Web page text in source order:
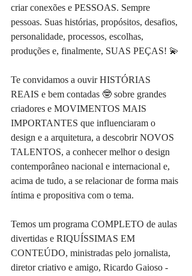
criar conexões e PESSOAS. Sempre
pessoas. Suas histórias, propósitos, desafios,
personalidade, processos, escolhas,
produções e, finalmente, SUAS PEÇAS! 💫
Te convidamos a ouvir HISTÓRIAS
REAIS e bem contadas 🤓 sobre grandes
criadores e MOVIMENTOS MAIS
IMPORTANTES que influenciaram o
design e a arquitetura, a descobrir NOVOS
TALENTOS, a conhecer melhor o design
contemporâneo nacional e internacional e,
acima de tudo, a se relacionar de forma mais
íntima e propositiva com o tema.
Temos um programa COMPLETO de aulas
divertidas e RIQUÍSSIMAS EM
CONTEÚDO, ministradas pelo jornalista,
diretor criativo e amigo, Ricardo Gaioso -